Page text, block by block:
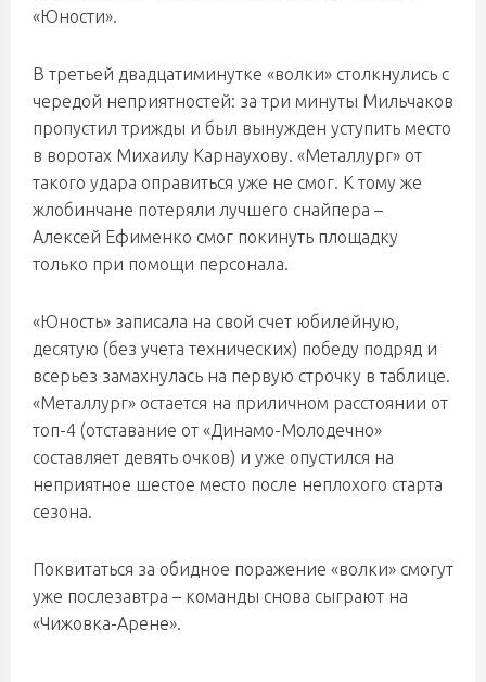
«Юности».
В третьей двадцатиминутке «волки» столкнулись с
чередой неприятностей: за три минуты Мильчаков
пропустил трижды и был вынужден уступить место
в воротах Михаилу Карнаухову. «Металлург» от
такого удара оправиться уже не смог. К тому же
жлобинчане потеряли лучшего снайпера –
Алексей Ефименко смог покинуть площадку
только при помощи персонала.
«Юность» записала на свой счет юбилейную,
десятую (без учета технических) победу подряд и
всерьез замахнулась на первую строчку в таблице.
«Металлург» остается на приличном расстоянии от
топ-4 (отставание от «Динамо-Молодечно»
составляет девять очков) и уже опустился на
неприятное шестое место после неплохого старта
сезона.
Поквитаться за обидное поражение «волки» смогут
уже послезавтра – команды снова сыграют на
«Чижовка-Арене».